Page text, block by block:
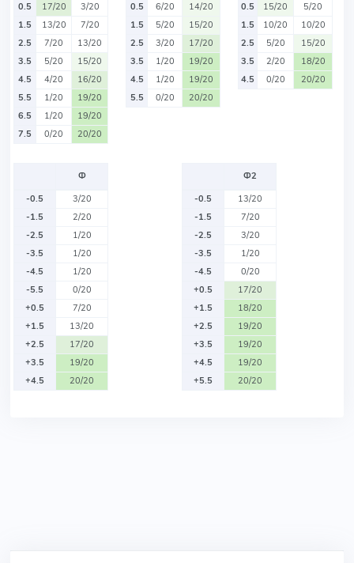
0.5
17/20
3/20
1.5
13/20
7/20
2.5
7/20
13/20
3.5
5/20
15/20
4.5
4/20
16/20
5.5
1/20
19/20
6.5
1/20
19/20
7.5
0/20 20/20
0.5
6/20
14/20
1.5
5/20
15/20
2.5
3/20
17/20
3.5
1/20
19/20
4.5
1/20
19/20
5.5
0/20 20/20
0.5
15/20
5/20
1.5
10/20
10/20
2.5
5/20
15/20
3.5
2/20
18/20
4.5
0/20 20/20
Ф
-0.5
3/20
-1.5
2/20
-2.5
1/20
-3.5
1/20
-4.5
1/20
-5.5
0/20
+0.5
7/20
+1.5
13/20
+2.5
17/20
+3.5
19/20
+4.5
20/20
Ф2
-0.5
13/20
-1.5
7/20
-2.5
3/20
-3.5
1/20
-4.5
0/20
+0.5
17/20
+1.5
18/20
+2.5
19/20
+3.5
19/20
+4.5
19/20
+5.5
20/20